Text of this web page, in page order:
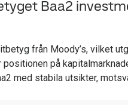
Baa2
från Moody’s, vilket
på
med stabila utsikter,